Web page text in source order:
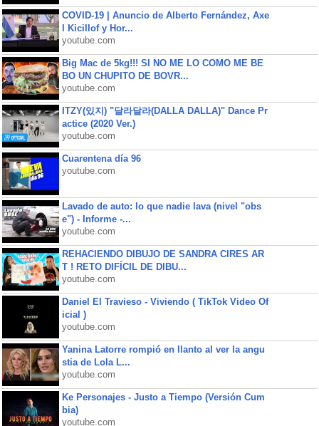
COVID-19 | Anuncio de Alberto Fernández, Axe
l Kicillof y Hor...
youtube.com
Big Mac de 5kg!!! SI NO ME LO COMO ME BE
BO UN CHUPITO DE BOVR...
youtube.com
ITZY(있지) "달라달라(DALLA DALLA)" Dance Pr
actice (2020 Ver.)
youtube.com
Cuarentena día 96
youtube.com
Lavado de auto: lo que nadie lava (nivel "obs
e") - Informe -...
youtube.com
REHACIENDO DIBUJO DE SANDRA CIRES AR
T ! RETO DIFÍCIL DE DIBU...
youtube.com
Daniel El Travieso - Viviendo ( TikTok Video Of
icial )
youtube.com
Yanina Latorre rompió en llanto al ver la angu
stia de Lola L...
youtube.com
Ke Personajes - Justo a Tiempo (Versión Cum
bia)
youtube.com